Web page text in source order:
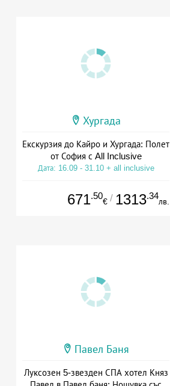
Хургада
Екскурзия до Кайро и Хургада: Полет
от София с All Inclusive
Дата: 16.09 - 31.10 + all inclusive
671.50
€ / 1313.34
лв.
Павел Баня
Луксозен 5-звезден СПА хотел Княз